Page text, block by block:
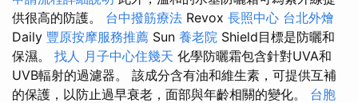
供很高的防護。 台中撥筋療法 Revox 長照中心 台北外燴
Daily 豐原按摩服務推薦 Sun 養老院 Shield目標是防曬和
保濕。 找人 月子中心住幾天 化學防曬霜包含針對UVA和
UVB輻射的過濾器。 該成分含有油和維生素，可提供互補
的保護，以防止過早衰老，面部與年齡相關的變化。 台胞